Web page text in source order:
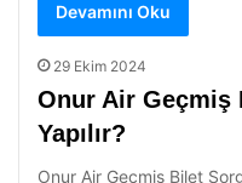
Devamını Oku
29 Ekim 2024
Onur Air Geçmiş
Yapılır?
Onur Air Geçmiş Bilet